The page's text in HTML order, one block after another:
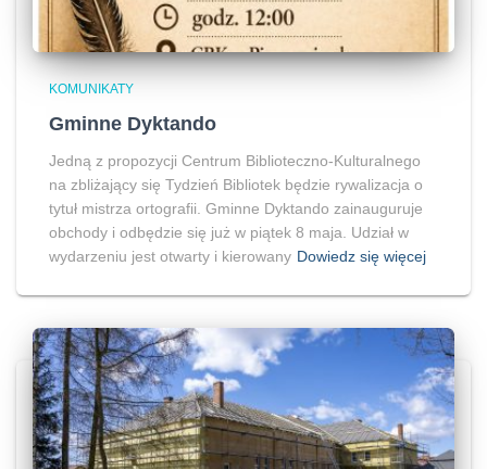
KOMUNIKATY
Gminne Dyktando
Jedną z propozycji Centrum Biblioteczno-Kulturalnego
na zbliżający się Tydzień Bibliotek będzie rywalizacja o
tytuł mistrza ortografii. Gminne Dyktando zainauguruje
obchody i odbędzie się już w piątek 8 maja. Udział w
wydarzeniu jest otwarty i kierowany Dowiedz się więcej